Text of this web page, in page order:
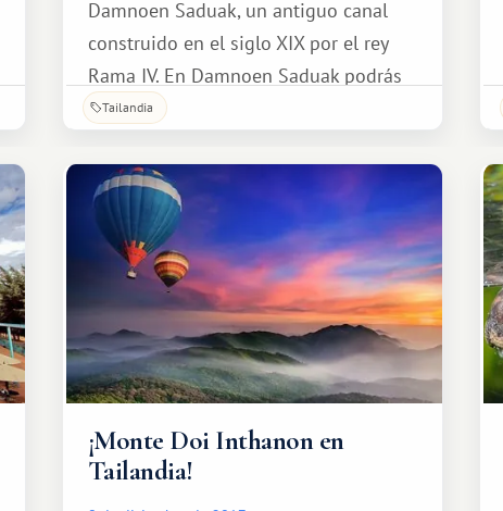
Damnoen Saduak, un antiguo canal
construido en el siglo XIX por el rey
Rama IV. En Damnoen Saduak podrás
descubrir la vida tradicional tailandesa
gastronomía tailandesa y saborear el
dulce aroma de exquisitas frutas
tropicales.
Tailandia
¡Monte Doi Inthanon en
Tailandia!